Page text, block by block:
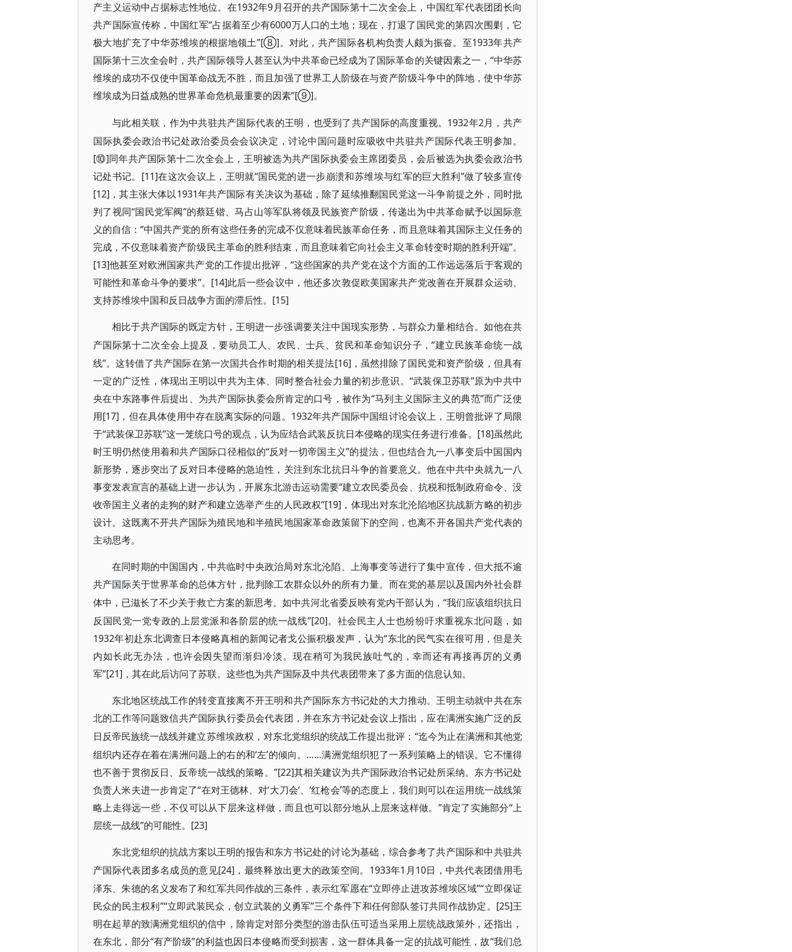
产主义运动中占据标志性地位。在1932年9月召开的共产国际第十二次全会上，中国红军代表团团长向
共产国际宣传称，中国红军“占据着至少有6000万人口的土地；现在，打退了国民党的第四次围剿，它
极大地扩充了中华苏维埃的根据地领土”[⑧]。对此，共产国际各机构负责人颇为振奋。至1933年共产
国际第十三次全会时，共产国际领导人甚至认为中共革命已经成为了国际革命的关键因素之一，“中华苏
维埃的成功不仅使中国革命战无不胜，而且加强了世界工人阶级在与资产阶级斗争中的阵地，使中华苏
维埃成为日益成熟的世界革命危机最重要的因素”[⑨]。
与此相关联，作为中共驻共产国际代表的王明，也受到了共产国际的高度重视。 1932年2月，共产
国际执委会政治书记处政治委员会会议决定，讨论中国问题时应吸收中共驻共产国际代表王明参加。
[⑩]同年共产国际第十二次全会上，王明被选为共产国际执委会主席团委员，会后被选为执委会政治书
记处书记。[11]在这次会议上，王明就“国民党的进一步崩溃和苏维埃与红军的巨大胜利”做了较多宣传
[12]，其主张大体以1931年共产国际有关决议为基础，除了延续推翻国民党这一斗争前提之外，同时批
判了视同“国民党军阀”的蔡廷锴、马占山等军队将领及民族资产阶级，传递出为中共革命赋予以国际意
义的自信：“中国共产党的所有这些任务的完成不仅意味着民族革命任务，而且意味着其国际主义任务的
完成，不仅意味着资产阶级民主革命的胜利结束，而且意味着它向社会主义革命转变时期的胜利开端”。
[13]他甚至对欧洲国家共产党的工作提出批评，“这些国家的共产党在这个方面的工作远远落后于客观的
可能性和革命斗争的要求”。[14]此后一些会议中，他还多次敦促欧美国家共产党改善在开展群众运动、
支持苏维埃中国和反日战争方面的滞后性。[15]
相比于共产国际的既定方针，王明进一步强调要关注中国现实形势，与群众力量相结合。如他在共
产国际第十二次全会上提及，要动员工人、农民、士兵、贫民和革命知识分子，“建立民族革命统一战
线”。这转借了共产国际在第一次国共合作时期的相关提法[16]，虽然排除了国民党和资产阶级，但具有
一定的广泛性，体现出王明以中共为主体、同时整合社会力量的初步意识。“武装保卫苏联”原为中共中
央在中东路事件后提出、为共产国际执委会所肯定的口号，被作为“马列主义国际主义的典范”而广泛使
用[17]，但在具体使用中存在脱离实际的问题。1932年共产国际中国组讨论会议上，王明曾批评了局限
于“武装保卫苏联”这一笼统口号的观点，认为应结合武装反抗日本侵略的现实任务进行准备。[18]虽然此
时王明仍然使用着和共产国际口径相似的“反对一切帝国主义”的提法，但也结合九一八事变后中国国内
新形势，逐步突出了反对日本侵略的急迫性，关注到东北抗日斗争的首要意义。他在中共中央就九一八
事变发表宣言的基础上进一步认为，开展东北游击运动需要“建立农民委员会、抗税和抵制政府命令、没
收帝国主义者的走狗的财产和建立选举产生的人民政权”[19]，体现出对东北沦陷地区抗战新方略的初步
设计。这既离不开共产国际为殖民地和半殖民地国家革命政策留下的空间，也离不开各国共产党代表的
主动思考。
在同时期的中国国内，中共临时中央政治局对东北沦陷、上海事变等进行了集中宣传，但大抵不逾
共产国际关于世界革命的总体方针，批判除工农群众以外的所有力量。而在党的基层以及国内外社会群
体中，已滋长了不少关于救亡方案的新思考。如中共河北省委反映有党内干部认为， “我们应该组织抗日
反国民党一党专政的上层党派和各阶层的统一战线”[20]。社会民主人士也纷纷吁求重视东北问题，如
1932年初赴东北调查日本侵略真相的新闻记者戈公振积极发声，认为“东北的民气实在很可用，但是关
内如长此无办法，也许会因失望而渐归冷淡。现在稍可为我民族吐气的，幸而还有再接再厉的义勇
军”[21]，其在此后访问了苏联。这些也为共产国际及中共代表团带来了多方面的信息认知。
东北地区统战工作的转变直接离不开王明和共产国际东方书记处的大力推动。王明主动就中共在东
北的工作等问题致信共产国际执行委员会代表团，并在东方书记处会议上指出，应在满洲实施广泛的反
日反帝民族统一战线并建立苏维埃政权，对东北党组织的统战工作提出批评： “迄今为止在满洲和其他党
组织内还存在着在满洲问题上的右的和‘左’的倾向。……满洲党组织犯了一系列策略上的错误。它不懂得
也不善于贯彻反日、反帝统一战线的策略。”[22]其相关建议为共产国际政治书记处所采纳。东方书记处
负责人米夫进一步肯定了“在对王德林、对‘大刀会’、‘红枪会’等的态度上，我们则可以在运用统一战线策
略上走得远一些，不仅可以从下层来这样做，而且也可以部分地从上层来这样做。”肯定了实施部分“上
层统一战线”的可能性。[23]
东北党组织的抗战方案以王明的报告和东方书记处的讨论为基础，综合参考了共产国际和中共驻共
产国际代表团多名成员的意见[24]，最终释放出更大的政策空间。1933年1月10日，中共代表团借用毛
泽东、朱德的名义发布了和红军共同作战的三条件，表示红军愿在“立即停止进攻苏维埃区域”“立即保证
民众的民主权利”“立即武装民众，创立武装的义勇军”三个条件下和任何部队签订共同作战协定。[25]王
明在起草的致满洲党组织的信中，除肯定对部分类型的游击队伍可适当采用上层统战政策外，还指出，
在东北，部分“有产阶级”的利益也因日本侵略而受到损害，这一群体具备一定的抗战可能性，故“我们总